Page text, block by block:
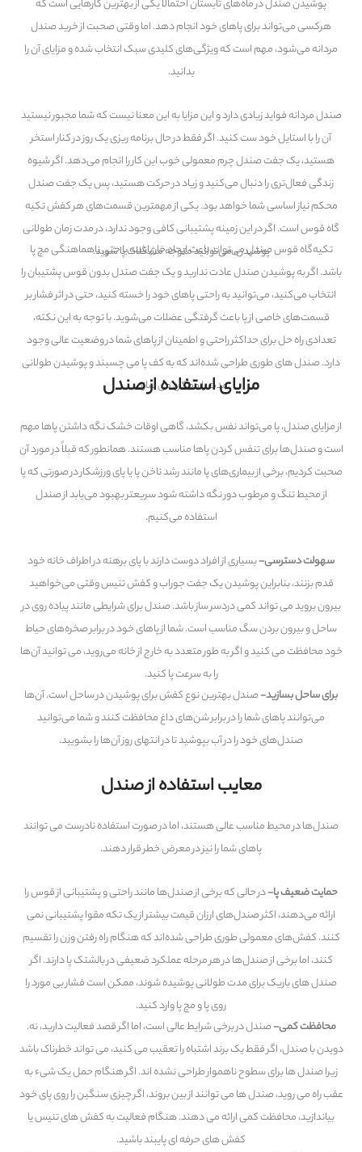
پوشیدن صندل در ماه‌های تابستان احتمالاً یکی از بهترین کارهایی است که
هرکسی می‌تواند برای پاهای خود انجام دهد. اما وقتی صحبت از خرید صندل
مردانه می‌شود، مهم است که ویژگی‌های کلیدی سبک انتخاب شده و مزایای آن را
بدانید.
صندل مردانه فواید زیادی دارد و این مزایا به این معنا نیست که شما مجبور نیستید
آن را با استایل خود ست کنید. اگر فقط در حال برنامه ریزی یک روز در کنار استخر
هستید، یک جفت صندل چرم معمولی خوب این کار را انجام می‌دهد. اگر شیوه
زندگی فعال‌تری را دنبال می‌کنید و زیاد در حرکت هستید، پس یک جفت صندل
محکم نیاز اساسی شما خواهد بود. یکی از مهمترین قسمت‌های هر کفش تکیه
گاه قوس است. اگر در این زمینه پشتیبانی کافی وجود ندارد، در مدت زمان طولانی
پوشیدن، می‌توانید متوجه مشکلات پا شوید.
تکیه‌گاه قوس صندل می‌تواند باعث ایجاد خار پاشنه یا حتی ناهماهنگی مچ پا
باشد. اگر به پوشیدن صندل عادت ندارید و یک جفت صندل بدون قوس پشتیبان را
انتخاب می‌کنید، می‌توانید به راحتی پاهای خود را خسته کنید، حتی در اثر فشار بر
قسمت‌های خاصی از پا باعث گرفتگی عضلات می‌شوید. با توجه به این نکته،
تعدادی راه حل برای حداکثر راحتی و اطمینان از پاهای شما در وضعیت عالی وجود
دارد. صندل های طوری طراحی شده‌اند که به کف پا می چسبند و پوشیدن طولانی
مدت را ممکن می سازد.
مزایای استفاده از صندل
از مزایای صندل، پا می‌تواند نفس بکشد، گاهی اوقات خشک نگه داشتن پاها مهم
است و صندل‌ها برای تنفس کردن پاها مناسب هستند. همانطور که قبلاً در مورد آن
صحبت کردیم، برخی از بیماری‌های پا مانند رشد ناخن پا یا پای ورزشکار در صورتی که پا
از محیط تنگ و مرطوب دور نگه داشته شود سریعتر بهبود می‌یابد از صندل
استفاده می‌کنیم.
سهولت دسترسی-بسیاری از افراد دوست دارند با پای برهنه در اطراف خانه خود
قدم بزنند، بنابراین پوشیدن یک جفت جوراب و کفش تنیس وقتی می‌خواهید
بیرون بروید می تواند کمی دردسر ساز باشد. صندل برای شرایطی مانند پیاده روی در
ساحل و بیرون بردن سگ مناسب است. شما از پاهای خود در برابر صخره‌های حیاط
خود محافظت می کنید و اگر به طور متعدد به خارج از خانه می‌روید، می توانید آن‌ها
را به سرعت پا کنید.
برای ساحل بسازید-صندل بهترین نوع کفش برای پوشیدن در ساحل است. آن‌ها
می‌توانند پاهای شما را در برابر شن‌های داغ محافظت کنند و شما می‌توانید
صندل‌های خود را در آب بپوشید تا در انتهای روز آن‌ها را بشویید.
معایب استفاده از صندل
صندل‌ها در محیط مناسب عالی هستند، اما در صورت استفاده نادرست می توانند
پاهای شما را نیز در معرض خطر قرار دهند.
حمایت ضعیف پا-در حالی که برخی از صندل‌ها مانند راحتی و پشتیبانی از قوس را
ارائه می‌دهند، اکثر صندل‌های ارزان قیمت بیشتر از یک تکه مقوا پشتیبانی نمی
کنند. کفش‌های معمولی طوری طراحی شده‌اند که هنگام راه رفتن وزن را تقسیم
کنند، اما برخی از صندل‌ها در هر مرحله عملکرد ضعیفی در بالشتک پا دارند. اگر
صندل های باریک برای مدت طولانی پوشیده شوند، ممکن است فشار بی مورد را
روی پا و مچ پا وارد کنید.
محافظت کمی-صندل در برخی شرایط عالی است، اما اگر قصد فعالیت دارید، نه.
دویدن با صندل، اگر فقط یک برند اشتباه را تعقیب می کنید، می تواند خطرناک باشد
زیرا صندل ها برای سطوح ناهموار طراحی نشده اند. اگر هنگام حمل یک شیء به
عقب راه می روید، صندل ها می توانند از بین بروند، اگر چیزی سنگین را روی پای خود
بیاندازید، محافظت کمی ارائه می دهند. هنگام فعالیت به کفش های تنیس یا
کفش های حرفه ای پایبند باشید.